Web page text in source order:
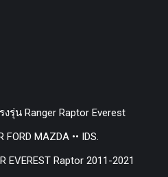
รุ่น Ranger Raptor Everest
MAZDA •• IDS.
EVEREST Raptor 2011-2021